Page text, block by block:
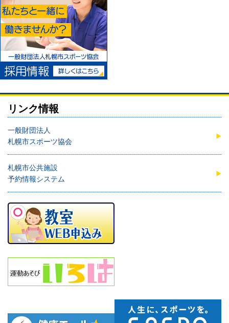
リンク情報
一般財団法人
札幌市スポーツ協会
札幌市公共施設
予約情報システム